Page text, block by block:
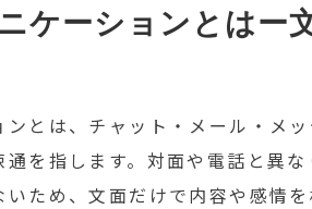
ケーションとはー
とは、チャット・メール・メ
を指します。対面や電話と異
ため、文面だけで内容や感情